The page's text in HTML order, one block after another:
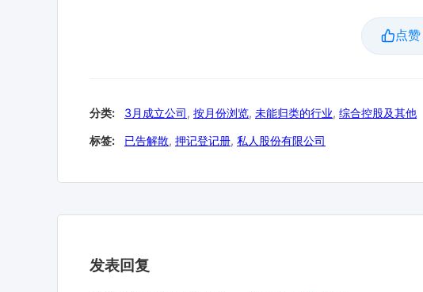
点赞
分类: 3月成立公司, 按月份浏览, 未能归类的行业, 综合控股及其他
标签: 已告解散, 押记登记册, 私人股份有限公司
发表回复